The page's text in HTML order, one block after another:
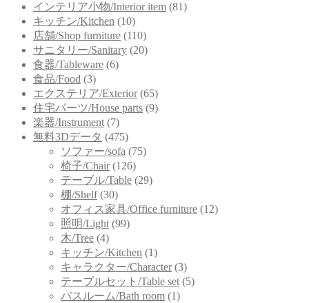
インテリア小物/Interior item (81)
キッチン/Kitchen (10)
店舗/Shop furniture (110)
サニタリー/Sanitary (20)
食器/Tableware (6)
食品/Food (3)
エクステリア/Exterior (65)
住宅パーツ/House parts (9)
楽器/Instrument (7)
無料3Dデータ (475)
ソファー/sofa (75)
椅子/Chair (126)
テーブル/Table (29)
棚/Shelf (30)
オフィス家具/Office furniture (12)
照明/Light (99)
木/Tree (4)
キッチン/Kitchen (1)
キャラクター/Character (3)
テーブルセット/Table set (5)
バスルーム/Bath room (1)